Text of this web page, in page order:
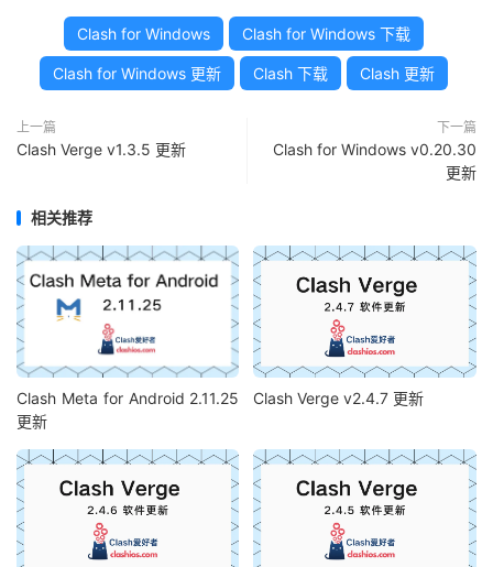
Clash for Windows Clash for Windows 下载
Clash for Windows 更新 Clash 下载 Clash 更新
上一篇
Clash Verge v1.3.5 更新
下一篇
Clash for Windows v0.20.30
更新
相关推荐
Clash Meta for Android 2.11.25
更新
Clash Verge v2.4.7 更新